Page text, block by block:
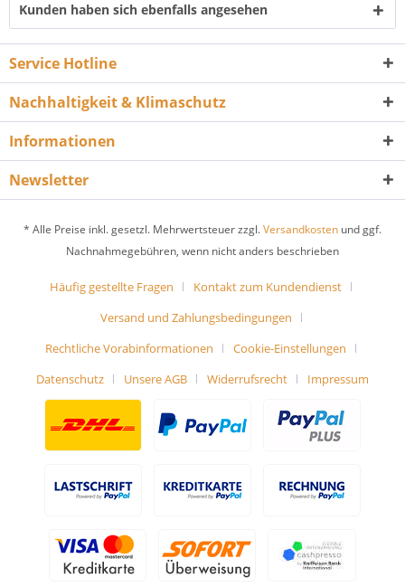
Kunden haben sich ebenfalls angesehen
Service Hotline
Nachhaltigkeit & Klimaschutz
Informationen
Newsletter
* Alle Preise inkl. gesetzl. Mehrwertsteuer zzgl.Versandkosten und ggf.
Nachnahmegebühren, wenn nicht anders beschrieben
Häufig gestellte Fragen
Kontakt zum Kundendienst
Versand und Zahlungsbedingungen
Rechtliche Vorabinformationen
Cookie-Einstellungen
Datenschutz
Unsere AGB Widerrufsrecht Impressum